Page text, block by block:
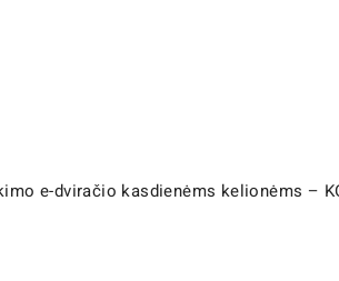
e-dviračio kasdienėms kelionėms –